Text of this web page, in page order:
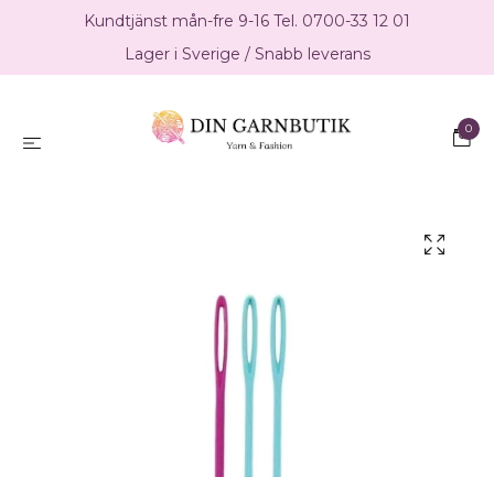
Kundtjänst mån-fre 9-16 Tel. 0700-33 12 01
Lager i Sverige / Snabb leverans
0